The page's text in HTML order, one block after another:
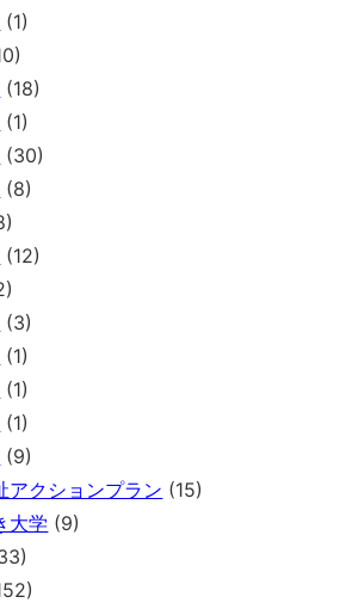
(1)
(18)
(1)
(30)
(8)
(12)
(3)
(1)
(1)
(1)
(9)
アクションプラン (15)
大学 (9)